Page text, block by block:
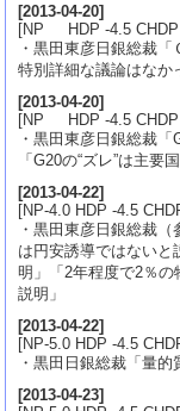
[2013-04-20]
[NP HDP -4.5 CHDP
・黒田東彦日銀総裁
特別詳細な議論はなか
[2013-04-20]
[NP HDP -4.5 CHDP
・黒田東彦日銀総裁「
「G20の“ズレ”は主要
[2013-04-22]
[NP-4.0 HDP -4.5
・黒田東彦日銀総裁
は円安誘導ではないと
明」「2年程度で2％の
説明」
[2013-04-22]
[NP-5.0 HDP -4.5
・黒田日銀総裁「量
[2013-04-23]